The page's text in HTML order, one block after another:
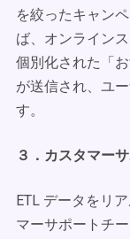
を絞ったキャン
ば、オンライン
個別化された「
が送信され、ユ
す。
３．カスタマー
ETL データをリ
マーサポートチ